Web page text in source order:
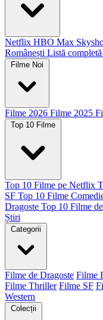
Netflix HBO Max
Românești Listă
Filme Noi
Filme 2026 Filme 2025
Top 10 Filme
Top 10 Filme pe Netflix
SF Top 10 Filme
Dragoste Top 10 Filme
Știri
Categorii
Filme de Dragoste Filme
Filme Thriller Filme SF
Western
Colecții